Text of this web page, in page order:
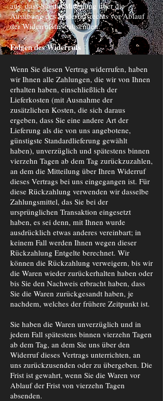
aus, dass Sie die Mitteilung über die
Ausübung des Widerrufsrechts vor Ablauf
der Widerrufsfrist absenden.
Folgen des Widerrufs
Wenn Sie diesen Vertrag widerrufen, haben
wir Ihnen alle Zahlungen, die wir von Ihnen
erhalten haben, einschließlich der
Lieferkosten (mit Ausnahme der
zusätzlichen Kosten, die sich daraus
ergeben, dass Sie eine andere Art der
Lieferung als die von uns angebotene,
günstigste Standardlieferung gewählt
haben), unverzüglich und spätestens binnen
vierzehn Tagen ab dem Tag zurückzuzahlen,
an dem die Mitteilung über Ihren Widerruf
dieses Vertrags bei uns eingegangen ist. Für
diese Rückzahlung verwenden wir dasselbe
Zahlungsmittel, das Sie bei der
ursprünglichen Transaktion eingesetzt
haben, es sei denn, mit Ihnen wurde
ausdrücklich etwas anderes vereinbart; in
keinem Fall werden Ihnen wegen dieser
Rückzahlung Entgelte berechnet. Wir
können die Rückzahlung verweigern, bis wir
die Waren wieder zurückerhalten haben oder
bis Sie den Nachweis erbracht haben, dass
Sie die Waren zurückgesandt haben, je
nachdem, welches der frühere Zeitpunkt ist.
Sie haben die Waren unverzüglich und in
jedem Fall spätestens binnen vierzehn Tagen
ab dem Tag, an dem Sie uns über den
Widerruf dieses Vertrags unterrichten, an
uns zurückzusenden oder zu übergeben. Die
Frist ist gewahrt, wenn Sie die Waren vor
Ablauf der Frist von vierzehn Tagen
absenden.